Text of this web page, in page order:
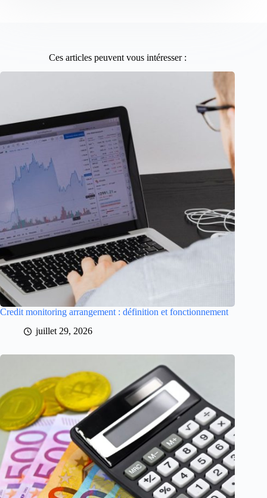
Ces articles peuvent vous intéresser :
Credit monitoring arrangement : définition et fonctionnement
juillet 29, 2026